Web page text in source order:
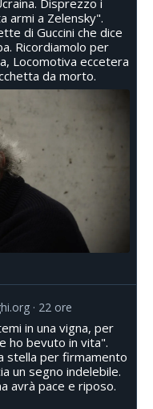
Disprezzo i
armi a Zelensky".
di Guccini che dice
Ricordiamolo per
Locomotiva eccetera
da morto.
22 ore
in una vigna, per
ho bevuto in vita".
stella per firmamento
un segno indelebile.
avrà pace e riposo.